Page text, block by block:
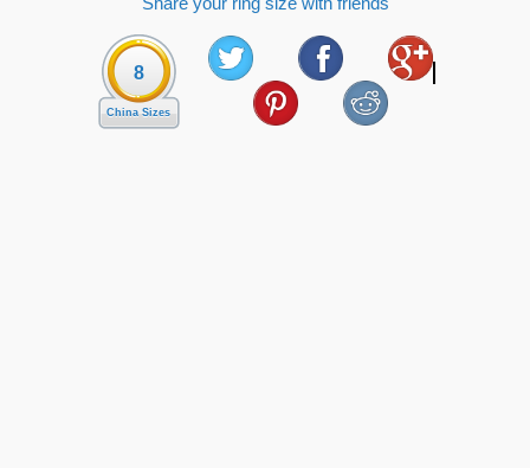
8
China Sizes